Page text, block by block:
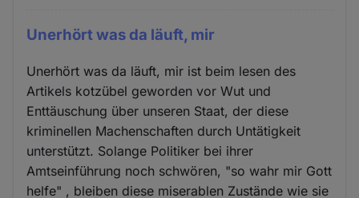
Unerhört was da läuft, mir
Unerhört was da läuft, mir ist beim lesen des
Artikels kotzübel geworden vor Wut und
Enttäuschung über unseren Staat, der diese
kriminellen Machenschaften durch Untätigkeit
unterstützt. Solange Politiker bei ihrer
Amtseinführung noch schwören, "so wahr mir Gott
helfe" , bleiben diese miserablen Zustände wie sie